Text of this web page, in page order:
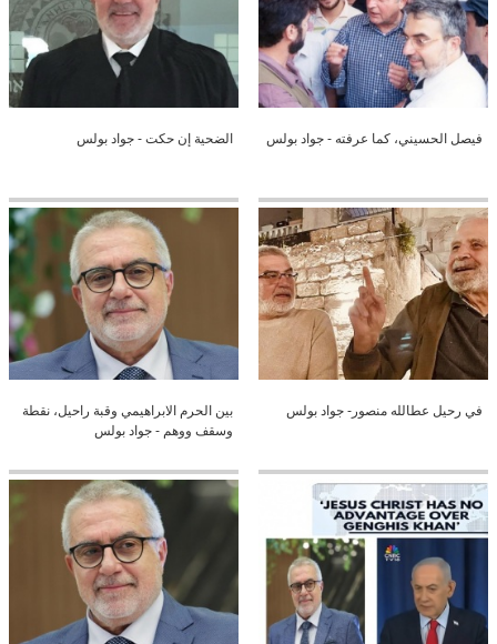
فيصل الحسيني، كما عرفته - جواد بولس الضحية إن حكت - جواد بولس
في رحيل عطالله منصور- جواد بولس
بين الحرم الابراهيمي وقبة راحيل، نقطة
وسقف ووهم - جواد بولس